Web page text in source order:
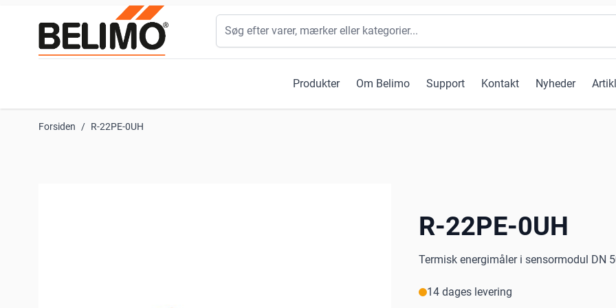
Produkter Om Belimo Support Kontakt Nyheder
Søg
Forsiden / R-22PE-0UH
R-22PE-0UH
Termisk energimåler i sensormodul DN
14 dages levering